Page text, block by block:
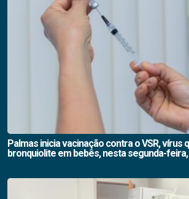
Palmas inicia vacinação contra o VSR, vírus
bronquiolite em bebês, nesta segunda-feira,